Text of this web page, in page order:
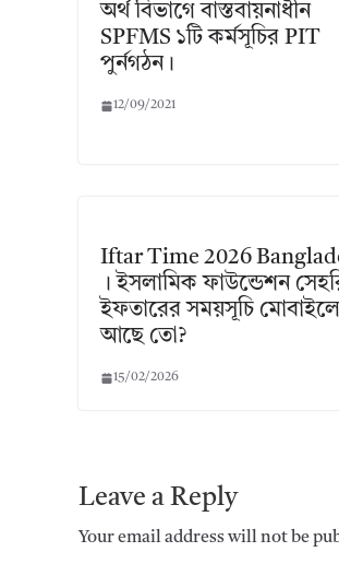
অর্থ বিভাগে বাস্তবায়নাধীন
SPFMS ১টি কর্মসূচির PIT
পুর্নগঠন।
12/09/2021
Iftar Time 2026
। ইসলামিক ফাউন্ডেশন
ইফতারের সময়সূচি মোবাইলে
আছে তো?
15/02/2026
Leave a Reply
Your email address will not be